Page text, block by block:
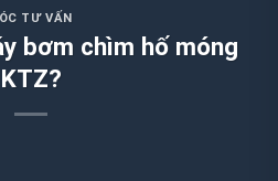
TƯ VẤN
bơm chìm hố móng
KTZ?